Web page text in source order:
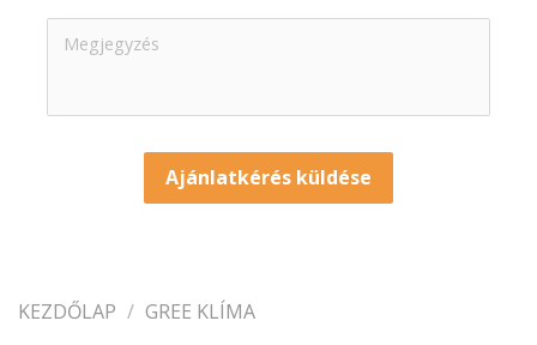
Ajánlatkérés küldése
KEZDŐLAP / GREE KLÍMA